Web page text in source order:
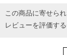
この商品に寄せら
レビューを評価す